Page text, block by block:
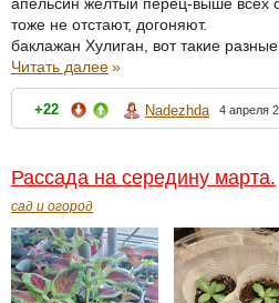
тоже не отстают, догоняют.
баклажан Хулиган, вот такие
Читать далее»
+22 Nadezhda 4 апреля
Рассада на середину марта.
сад и огород